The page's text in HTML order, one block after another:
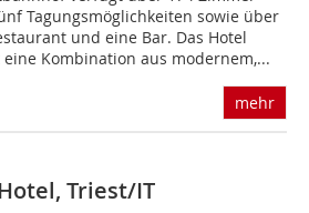
Tagungsmöglichkeiten sowie über
und eine Bar. Das Hotel
Kombination aus modernem,...
mehr
Triest/IT